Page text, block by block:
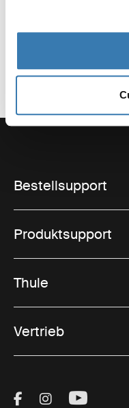
Bestellsupport
Produktsupport
Thule
Vertrieb
Visit Thule on
Visit Thule
Visit